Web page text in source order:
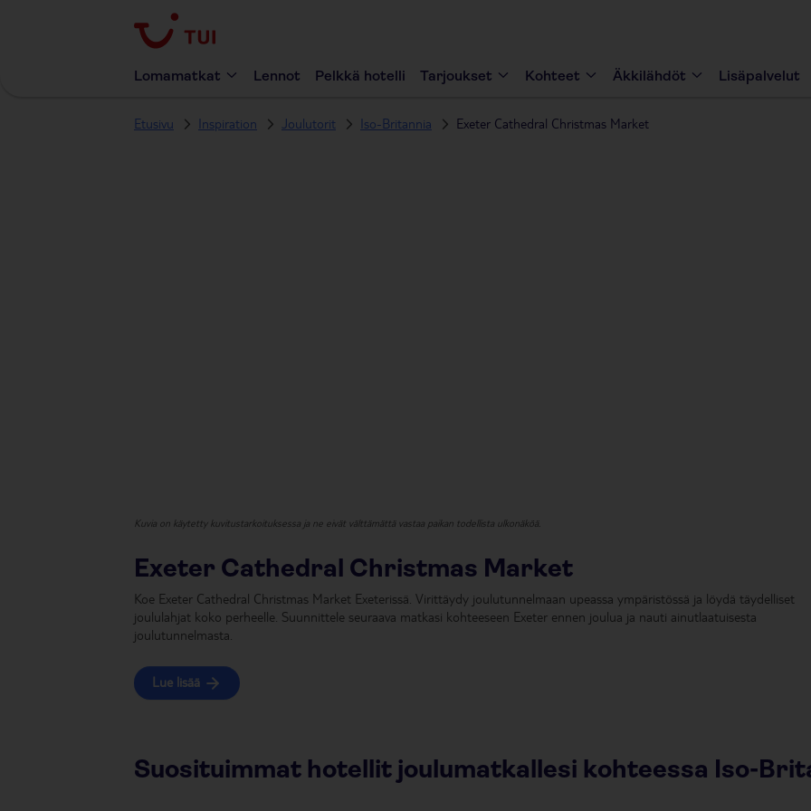
Lomamatkat Lennot Pelkkä hotelli Tarjoukset Kohteet Äkkilähdöt Lisäpalvelut
Etusivu Inspiration Joulutorit Iso-Britannia Exeter Cathedral Christmas Market
Kuvia on käytetty kuvitustarkoituksessa ja ne eivät välttämättä vastaa paikan todellista ulkonäköä.
Exeter Cathedral Christmas Market
Koe Exeter Cathedral Christmas Market Exeterissä. Virittäydy joulutunnelmaan upeassa ympäristössä ja löydä täydelliset
joululahjat koko perheelle. Suunnittele seuraava matkasi kohteeseen Exeter ennen joulua ja nauti ainutlaatuisesta
joulutunnelmasta.
Lue lisää
Suosituimmat hotellit joulumatkallesi kohteessa Iso-